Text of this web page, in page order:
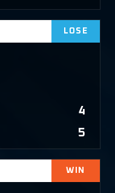
LOSE
4
5
WIN